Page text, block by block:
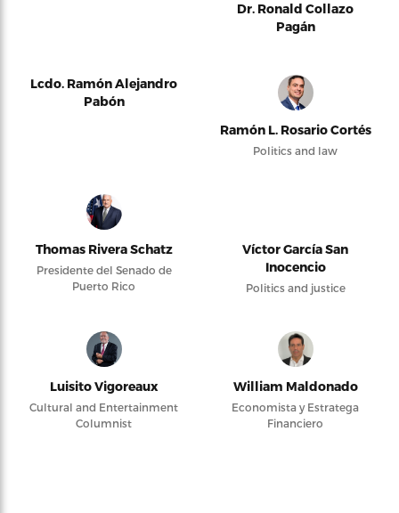
Dr. Ronald Collazo
Pagán
Lcdo. Ramón Alejandro
Pabón
Ramón L. Rosario Cortés
Politics and law
Thomas Rivera Schatz
Presidente del Senado de
Puerto Rico
Víctor García San
Inocencio
Politics and justice
Luisito Vigoreaux
Cultural and Entertainment
Columnist
William Maldonado
Economista y Estratega
Financiero